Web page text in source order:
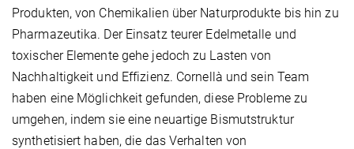
Produkten, von Chemikalien über Naturprodukte bis hin zu
Pharmazeutika. Der Einsatz teurer Edelmetalle und
toxischer Elemente gehe jedoch zu Lasten von
Nachhaltigkeit und Effizienz. Cornellà und sein Team
haben eine Möglichkeit gefunden, diese Probleme zu
umgehen, indem sie eine neuartige Bismutstruktur
synthetisiert haben, die das Verhalten von